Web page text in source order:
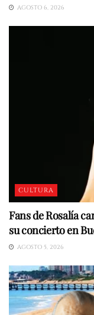
AGOSTO 6, 2026
CULTURA
Fans de Rosalía
su concierto en
AGOSTO 5, 2026